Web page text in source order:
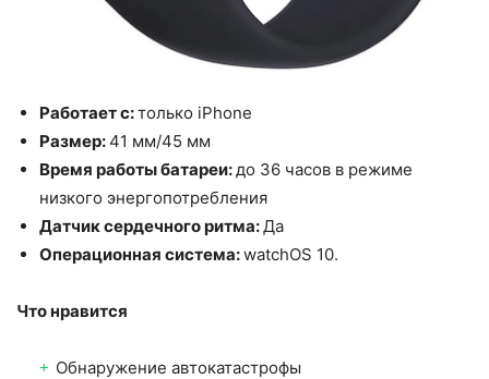
Работает с:только iPhone
Размер:41 мм/45 мм
Время работы батареи:до 36 часов в режиме
низкого энергопотребления
Датчик сердечного ритма: Да
Операционная система:watchOS 10.
Что нравится
Обнаружение автокатастрофы